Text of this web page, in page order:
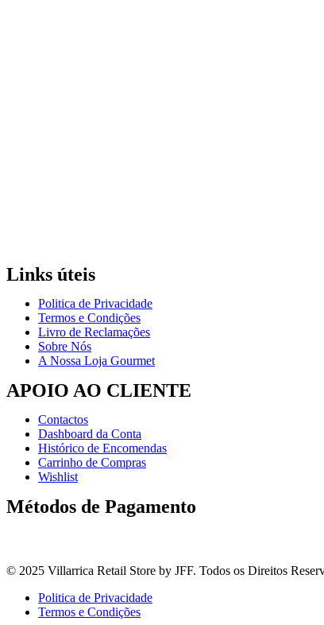
Links úteis
Politica de Privacidade
Termos e Condições
Livro de Reclamações
Sobre Nós
A Nossa Loja Gourmet
APOIO AO CLIENTE
Contactos
Dashboard da Conta
Histórico de Encomendas
Carrinho de Compras
Wishlist
Métodos de Pagamento
© 2025 Villarrica Retail Store by JFF. Todos os Direitos
Politica de Privacidade
Termos e Condições